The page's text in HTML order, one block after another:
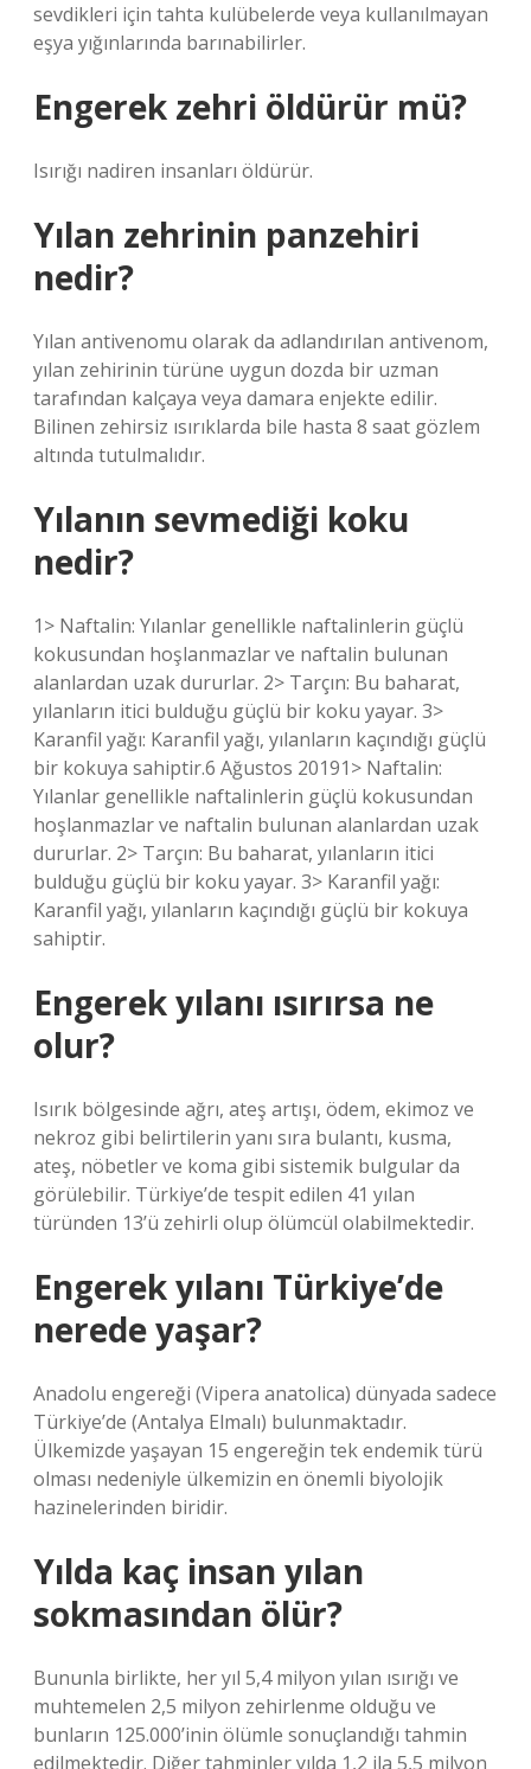
sevdikleri için tahta kulübelerde veya kullanılmayan
eşya yığınlarında barınabilirler.
Engerek zehri öldürür mü?
Isırığı nadiren insanları öldürür.
Yılan zehrinin panzehiri
nedir?
Yılan antivenomu olarak da adlandırılan antivenom,
yılan zehirinin türüne uygun dozda bir uzman
tarafından kalçaya veya damara enjekte edilir.
Bilinen zehirsiz ısırıklarda bile hasta 8 saat gözlem
altında tutulmalıdır.
Yılanın sevmediği koku
nedir?
1> Naftalin: Yılanlar genellikle naftalinlerin güçlü
kokusundan hoşlanmazlar ve naftalin bulunan
alanlardan uzak dururlar. 2> Tarçın: Bu baharat,
yılanların itici bulduğu güçlü bir koku yayar. 3>
Karanfil yağı: Karanfil yağı, yılanların kaçındığı güçlü
bir kokuya sahiptir.6 Ağustos 20191> Naftalin:
Yılanlar genellikle naftalinlerin güçlü kokusundan
hoşlanmazlar ve naftalin bulunan alanlardan uzak
dururlar. 2> Tarçın: Bu baharat, yılanların itici
bulduğu güçlü bir koku yayar. 3> Karanfil yağı:
Karanfil yağı, yılanların kaçındığı güçlü bir kokuya
sahiptir.
Engerek yılanı ısırırsa ne
olur?
Isırık bölgesinde ağrı, ateş artışı, ödem, ekimoz ve
nekroz gibi belirtilerin yanı sıra bulantı, kusma,
ateş, nöbetler ve koma gibi sistemik bulgular da
görülebilir. Türkiye’de tespit edilen 41 yılan
türünden 13’ü zehirli olup ölümcül olabilmektedir.
Engerek yılanı Türkiye’de
nerede yaşar?
Anadolu engereği (Vipera anatolica) dünyada sadece
Türkiye’de (Antalya Elmalı) bulunmaktadır.
Ülkemizde yaşayan 15 engereğin tek endemik türü
olması nedeniyle ülkemizin en önemli biyolojik
hazinelerinden biridir.
Yılda kaç insan yılan
sokmasından ölür?
Bununla birlikte, her yıl 5,4 milyon yılan ısırığı ve
muhtemelen 2,5 milyon zehirlenme olduğu ve
bunların 125.000’inin ölümle sonuçlandığı tahmin
edilmektedir. Diğer tahminler yılda 1,2 ila 5,5 milyon